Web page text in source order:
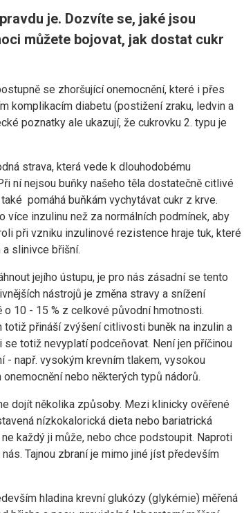
je. Dozvíte se, jaké jsou
můžete bojovat, jak dostat cukr
se zhoršující onemocnění, které i přes
komplikacím diabetu (postižení zraku, ledvin a
poznatky ale ukazují, že cukrovku 2. typu je
strava, která vede k dlouhodobému
ní nejsou buňky našeho těla dostatečně citlivé
pomáhá buňkám vychytávat cukr z krve.
inzulinu než za normálních podmínek, aby
při vzniku inzulinové rezistence hraje tuk, které
a slinivce břišní.
jejího ústupu, je pro nás zásadní se tento
nástrojů je změna stravy a snížení
10 - 15 % z celkové původní hmotnosti.
přináší zvýšení citlivosti buněk na inzulin a
totiž nevyplatí podceňovat. Není jen příčinou
- např. vysokým krevním tlakem, vysokou
nebo některých typů nádorů.
dojít několika způsoby. Mezi klinicky ověřené
nízkokalorická dieta nebo bariatrická
každý ji může, nebo chce podstoupit. Naproti
Tajnou zbraní je mimo jiné jíst především
hladina krevní glukózy (glykémie) měřená